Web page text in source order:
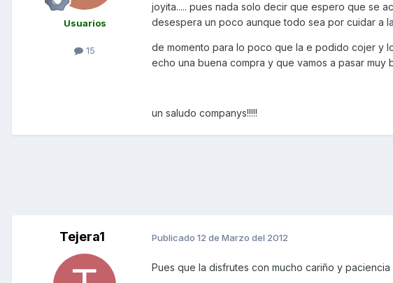
Usuarios
15
joyita..... pues nada solo decir que espero que se
desespera un poco aunque todo sea por cuidar a
de momento para lo poco que la e podido cojer y
echo una buena compra y que vamos a pasar muy
un saludo companys!!!!!
Tejera1 Publicado 12 de Marzo del 2012
Pues que la disfrutes con mucho cariño y paciencia